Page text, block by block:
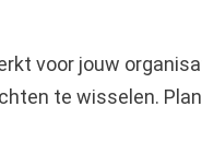
voor jouw
te wisselen. Plan